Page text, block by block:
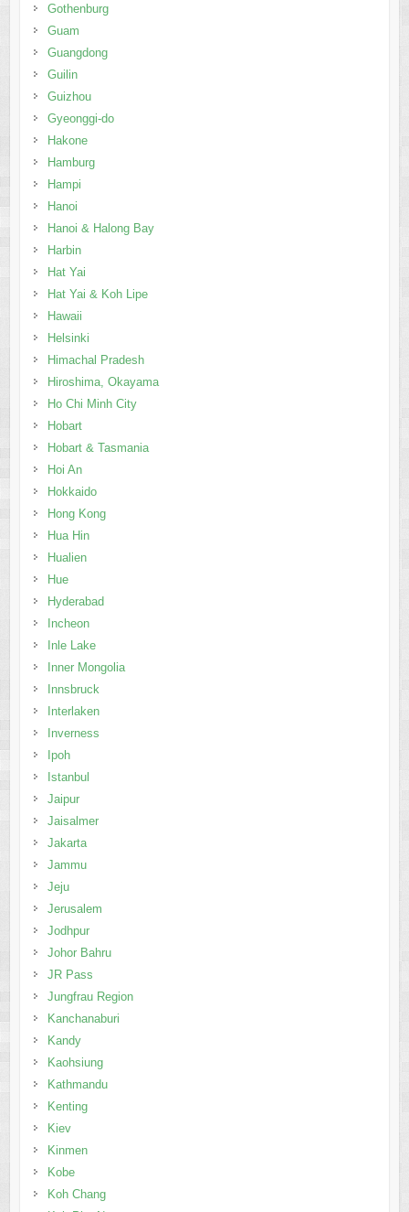
Gothenburg
Guam
Guangdong
Guilin
Guizhou
Gyeonggi-do
Hakone
Hamburg
Hampi
Hanoi
Hanoi & Halong Bay
Harbin
Hat Yai
Hat Yai & Koh Lipe
Hawaii
Helsinki
Himachal Pradesh
Hiroshima, Okayama
Ho Chi Minh City
Hobart
Hobart & Tasmania
Hoi An
Hokkaido
Hong Kong
Hua Hin
Hualien
Hue
Hyderabad
Incheon
Inle Lake
Inner Mongolia
Innsbruck
Interlaken
Inverness
Ipoh
Istanbul
Jaipur
Jaisalmer
Jakarta
Jammu
Jeju
Jerusalem
Jodhpur
Johor Bahru
JR Pass
Jungfrau Region
Kanchanaburi
Kandy
Kaohsiung
Kathmandu
Kenting
Kiev
Kinmen
Kobe
Koh Chang